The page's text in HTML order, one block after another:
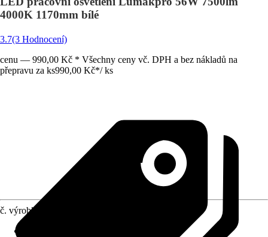
4000K 1170mm bílé
3.7(3 Hodnocení)
cenu — 990,00 Kč * Všechny ceny vč. DPH a bez nákladů na
přepravu za ks990,00 Kč*/ ks
č. výrobku